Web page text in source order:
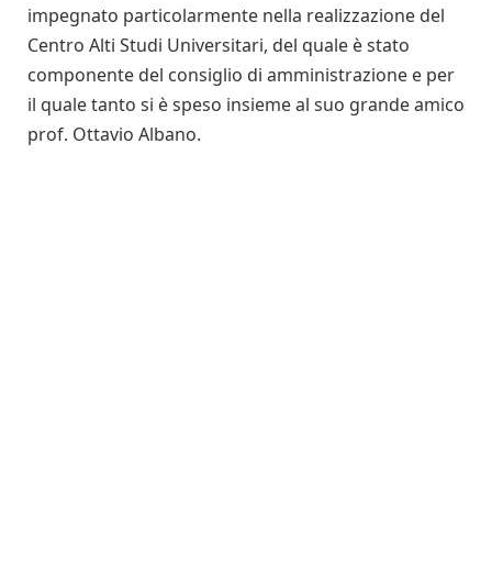
impegnato particolarmente nella realizzazione del
Centro Alti Studi Universitari, del quale è stato
componente del consiglio di amministrazione e per
il quale tanto si è speso insieme al suo grande amico
prof. Ottavio Albano.